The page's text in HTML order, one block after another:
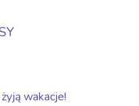
wakacje!